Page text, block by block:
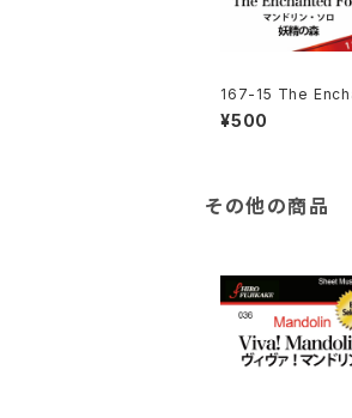
167-15 The
ed Forest 妖精の
¥500
その他の商品